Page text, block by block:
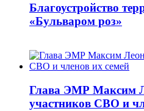
Благоустройство
«Бульваром роз»
Глава ЭМР Максим
участников СВО и